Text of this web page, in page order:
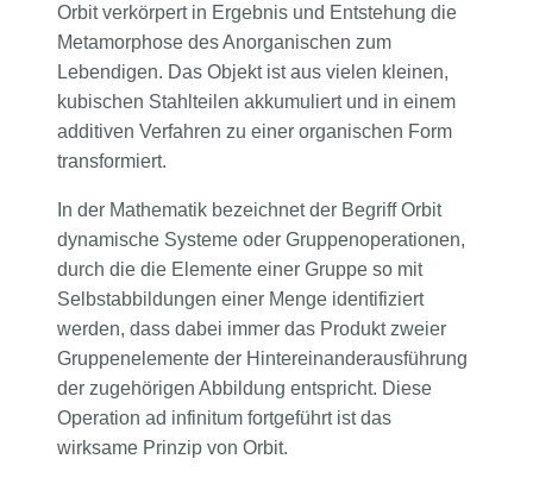
Orbit verkörpert in Ergebnis und Entstehung die
Metamorphose des Anorganischen zum
Lebendigen. Das Objekt ist aus vielen kleinen,
kubischen Stahlteilen akkumuliert und in einem
additiven Verfahren zu einer organischen Form
transformiert.
In der Mathematik bezeichnet der Begriff Orbit
dynamische Systeme oder Gruppenoperationen,
durch die die Elemente einer Gruppe so mit
Selbstabbildungen einer Menge identifiziert
werden, dass dabei immer das Produkt zweier
Gruppenelemente der Hintereinanderausführung
der zugehörigen Abbildung entspricht. Diese
Operation ad infinitum fortgeführt ist das
wirksame Prinzip von Orbit.